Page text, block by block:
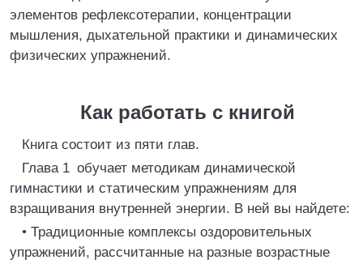
элементов рефлексотерапии, концентрации
мышления, дыхательной практики и динамических
физических упражнений.
Как работать с книгой
Книга состоит из пяти глав.
Глава 1 обучает методикам динамической
гимнастики и статическим упражнениям для
взращивания внутренней энергии. В ней вы найдете:
• Традиционные комплексы оздоровительных
упражнений, рассчитанные на разные возрастные